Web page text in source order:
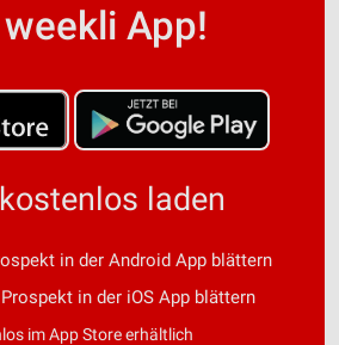
App!
laden
in der Android App blättern
in der iOS App blättern
im App Store erhältlich